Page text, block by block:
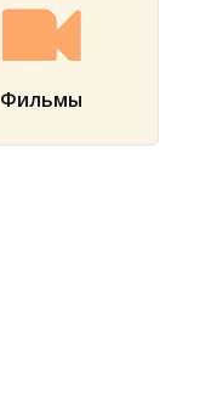
Фильмы